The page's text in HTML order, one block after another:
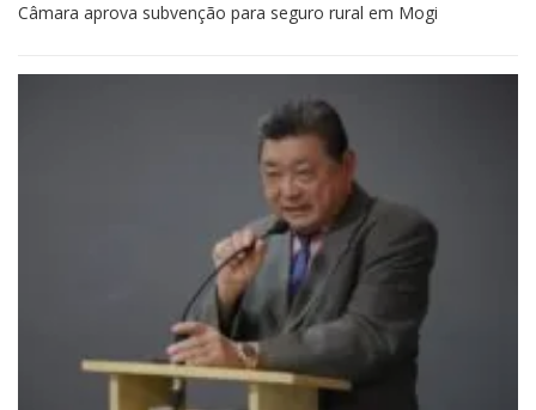
Câmara aprova subvenção para seguro rural em Mogi